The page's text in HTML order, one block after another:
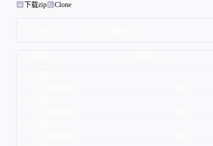
下载zip
Clone